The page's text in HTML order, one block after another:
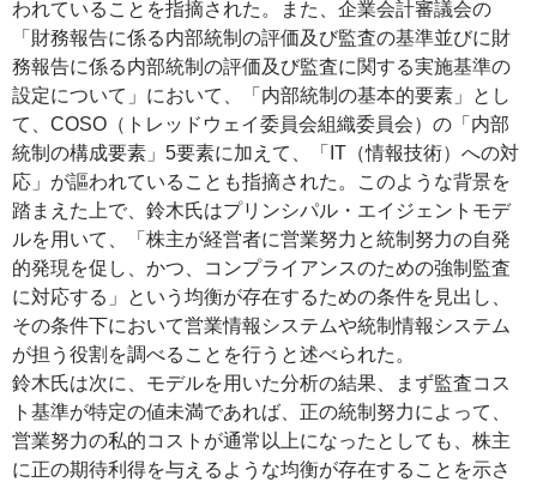
われていることを指摘された。また、企業会計審議会の
「財務報告に係る内部統制の評価及び監査の基準並びに財
務報告に係る内部統制の評価及び監査に関する実施基準の
設定について」において、「内部統制の基本的要素」とし
て、COSO（トレッドウェイ委員会組織委員会）の「内部
統制の構成要素」5要素に加えて、「IT（情報技術）への対
応」が謳われていることも指摘された。このような背景を
踏まえた上で、鈴木氏はプリンシパル・エイジェントモデ
ルを用いて、「株主が経営者に営業努力と統制努力の自発
的発現を促し、かつ、コンプライアンスのための強制監査
に対応する」という均衡が存在するための条件を見出し、
その条件下において営業情報システムや統制情報システム
が担う役割を調べることを行うと述べられた。
鈴木氏は次に、モデルを用いた分析の結果、まず監査コス
ト基準が特定の値未満であれば、正の統制努力によって、
営業努力の私的コストが通常以上になったとしても、株主
に正の期待利得を与えるような均衡が存在することを示さ